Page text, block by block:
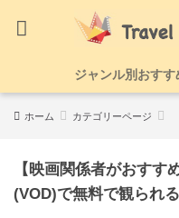
ジャンル別おすす
ホーム カテゴリーページ
【映画関係者がおすす
(VOD)で無料で観られ